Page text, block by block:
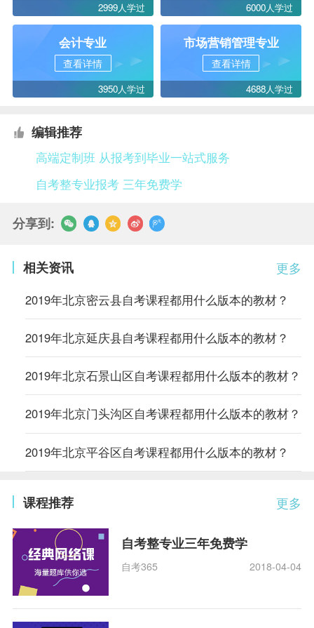
2999人学过 6000人学过
会计专业
查看详情
3950人学过
市场营销管理专业
查看详情
4688人学过
编辑推荐
高端定制班 从报考到毕业一站式服务
自考整专业报考 三年免费学
分享到:
更多
相关资讯
2019年北京密云县自考课程都用什么版本的教材？
2019年北京延庆县自考课程都用什么版本的教材？
2019年北京石景山区自考课程都用什么版本的教材？
2019年北京门头沟区自考课程都用什么版本的教材？
2019年北京平谷区自考课程都用什么版本的教材？
更多
课程推荐
自考整专业三年免费学
自考365 2018-04-04